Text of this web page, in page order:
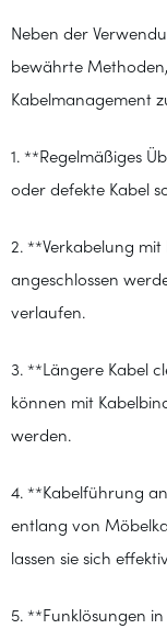
Neben der
bewährte
Kabelmanagement
1. **Regelmäßiges
oder defekte Kabel
2. **Verkabelung
angeschlossen
verlaufen.
3. **Längere Kabel
können mit
werden.
4. **Kabelführung
entlang von
lassen sie sich
5. **Funklösungen